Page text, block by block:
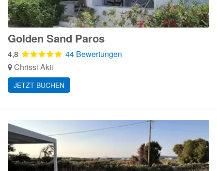
Golden Sand Paros
4,8
44 Bewertungen
Chrissi Akti
JETZT BUCHEN